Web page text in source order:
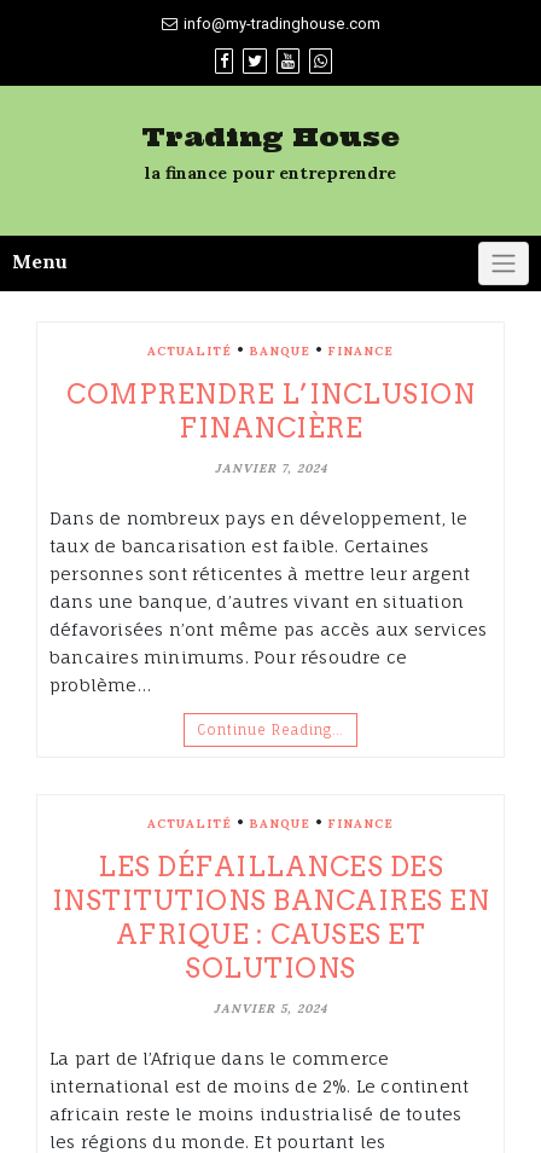
info@my-tradinghouse.com
Trading House
la finance pour entreprendre
Menu
ACTUALITÉ • BANQUE • FINANCE
COMPRENDRE L’INCLUSION
FINANCIÈRE
JANVIER 7, 2024
Dans de nombreux pays en développement, le
taux de bancarisation est faible. Certaines
personnes sont réticentes à mettre leur argent
dans une banque, d’autres vivant en situation
défavorisées n’ont même pas accès aux services
bancaires minimums. Pour résoudre ce
problème…
Continue Reading…
ACTUALITÉ • BANQUE • FINANCE
LES DÉFAILLANCES DES
INSTITUTIONS BANCAIRES EN
AFRIQUE : CAUSES ET
SOLUTIONS
JANVIER 5, 2024
La part de l’Afrique dans le commerce
international est de moins de 2%. Le continent
africain reste le moins industrialisé de toutes
les régions du monde. Et pourtant les